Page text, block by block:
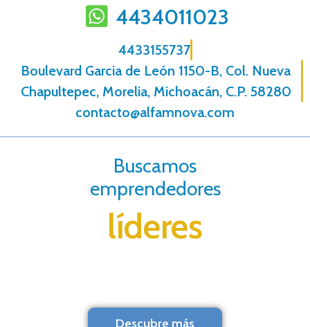
4434011023
4433155737
Boulevard Garcia de León 1150-B, Col. Nueva
Chapultepec, Morelia, Michoacán, C.P. 58280
contacto@alfamnova.com
Buscamos
emprendedores
líderes
Descubre más